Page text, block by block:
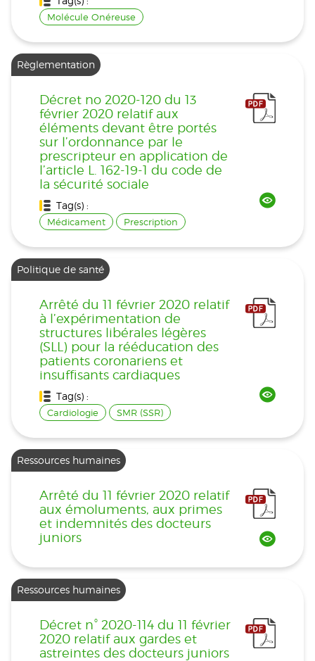
Molécule Onéreuse
Règlementation
Décret no 2020-120 du 13
février 2020 relatif aux
éléments devant être portés
sur l’ordonnance par le
prescripteur en application de
l’article L. 162-19-1 du code de
la sécurité sociale
Tag(s) :
Médicament Prescription
Politique de santé
Arrêté du 11 février 2020 relatif
à l’expérimentation de
structures libérales légères
(SLL) pour la rééducation des
patients coronariens et
insuffisants cardiaques
Tag(s) :
Cardiologie SMR (SSR)
Ressources humaines
Arrêté du 11 février 2020 relatif
aux émoluments, aux primes
et indemnités des docteurs
juniors
Ressources humaines
Décret n° 2020-114 du 11 février
2020 relatif aux gardes et
astreintes des docteurs juniors